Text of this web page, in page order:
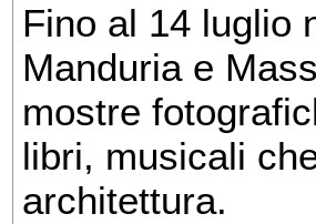
Fino al 14 luglio
Manduria e
mostre
libri, musicali
architettura.